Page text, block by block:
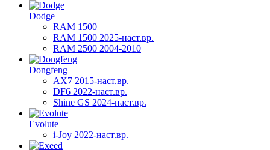
Dodge
RAM 1500
RAM 1500 2025-наст.вр.
RAM 2500 2004-2010
Dongfeng
AX7 2015-наст.вр.
DF6 2022-наст.вр.
Shine GS 2024-наст.вр.
Evolute
i-Joy 2022-наст.вр.